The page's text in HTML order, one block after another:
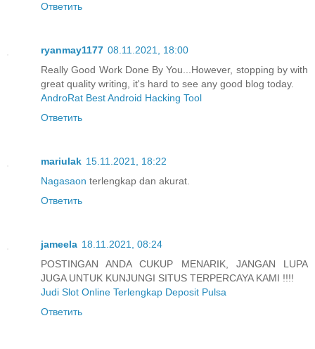
Ответить
ryanmay1177 08.11.2021, 18:00
Really Good Work Done By You...However, stopping by with
great quality writing, it's hard to see any good blog today.
AndroRat Best Android Hacking Tool
Ответить
mariulak 15.11.2021, 18:22
Nagasaon terlengkap dan akurat.
Ответить
jameela 18.11.2021, 08:24
POSTINGAN ANDA CUKUP MENARIK, JANGAN LUPA
JUGA UNTUK KUNJUNGI SITUS TERPERCAYA KAMI !!!!
Judi Slot Online Terlengkap Deposit Pulsa
Ответить